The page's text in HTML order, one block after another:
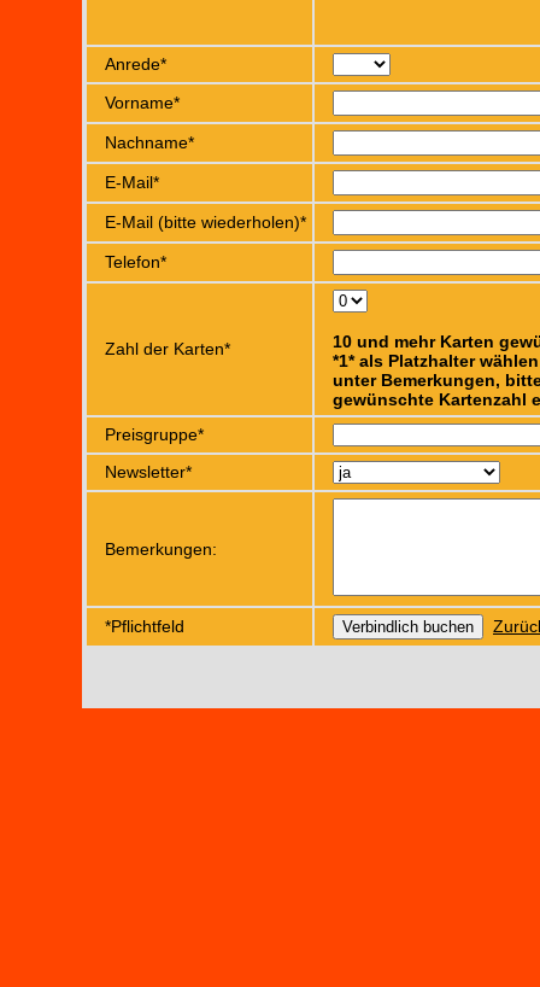
Anrede*
Vorname*
Nachname*
E-Mail*
E-Mail (bitte wiederholen)*
Telefon*
Zahl der Karten*
10 und mehr Karten
*1* als Platzhalter
unter Bemerkungen,
gewünschte Kartenzahl
Preisgruppe*
Newsletter*
Bemerkungen:
*Pflichtfeld